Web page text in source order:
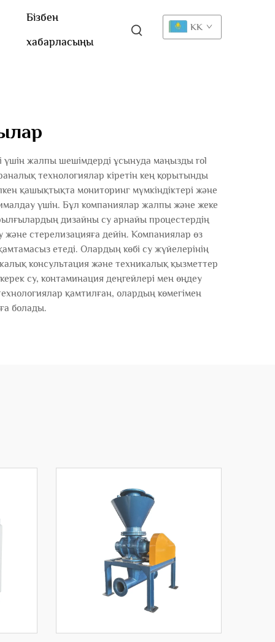
Бізбен
хабарласыңы
KK
үшін жалпы шешімдерді ұсынуда маңызды rol
технологиялар кіретін кең қорытынды
қашықтықта мониторинг мүмкіндіктері және
үшін. Бұл компаниялар жалпы және жеке
дизайны су арнайы процестердің
стерелизацияға дейін. Компаниялар өз
етеді. Олардың көбі су жүйелерінің
консультация және техникалық қызметтер
су, контаминация деңгейлері мен өңдеу
қамтилған, олардың көмегімен
болады.